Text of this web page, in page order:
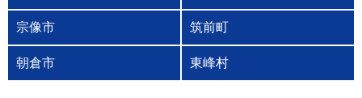
宗像市 筑前町
朝倉市 東峰村